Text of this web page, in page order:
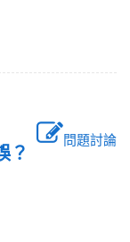
問題討論
？